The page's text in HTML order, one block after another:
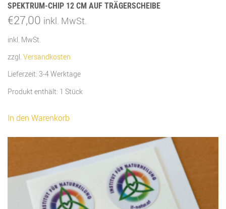
SPEKTRUM-CHIP 12 CM AUF TRÄGERSCHEIBE
€27,00 inkl. MwSt.
inkl. MwSt.
zzgl. Versandkosten
Lieferzeit: 3-4 Werktage
Produkt enthält: 1 Stück
In den Warenkorb